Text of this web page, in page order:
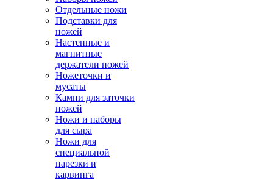
Отдельные ножи
Подставки для
ножей
Настенные и
магнитные
держатели ножей
Ножеточки и
мусаты
Камни для заточки
ножей
Ножи и наборы
для сыра
Ножи для
специальной
нарезки и
карвинга